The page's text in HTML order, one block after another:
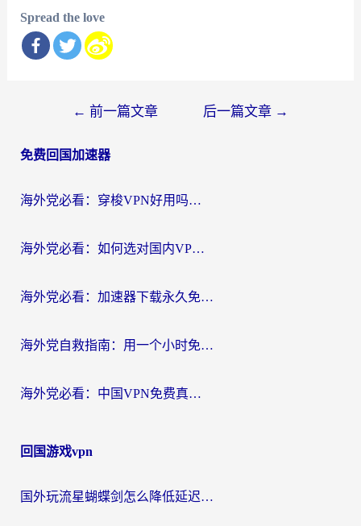
Spread the love
导
← 前一篇文章 后一篇文章 →
免费回国加速器
海外党必看：穿梭VPN好用吗？和云帆VPN对比哪个回国效果更好？附真实测评+避坑指南
海外党必看：如何选对国内VPN，实现无缝访问国内资源？
海外党必看：加速器下载永久免费版真的存在吗？教你无缝访问国内资源的正确姿势
海外党自救指南：用一个小时免费加速器，轻松打破国内资源访问壁垒？
海外党必看：中国VPN免费真的靠谱吗？手把手教你选对回国加速器
回国游戏vpn
国外玩流星蝴蝶剑怎么降低延迟？海外党必看的加速秘籍（含欧洲鸣潮&彩虹岛优化攻略）